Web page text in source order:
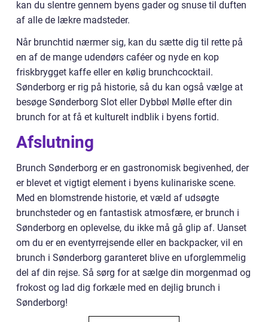
kan du slentre gennem byens gader og snuse til duften
af alle de lækre madsteder.
Når brunchtid nærmer sig, kan du sætte dig til rette på
en af de mange udendørs caféer og nyde en kop
friskbrygget kaffe eller en kølig brunchcocktail.
Sønderborg er rig på historie, så du kan også vælge at
besøge Sønderborg Slot eller Dybbøl Mølle efter din
brunch for at få et kulturelt indblik i byens fortid.
Afslutning
Brunch Sønderborg er en gastronomisk begivenhed, der
er blevet et vigtigt element i byens kulinariske scene.
Med en blomstrende historie, et væld af udsøgte
brunchsteder og en fantastisk atmosfære, er brunch i
Sønderborg en oplevelse, du ikke må gå glip af. Uanset
om du er en eventyrrejsende eller en backpacker, vil en
brunch i Sønderborg garanteret blive en uforglemmelig
del af din rejse. Så sørg for at sælge din morgenmad og
frokost og lad dig forkæle med en dejlig brunch i
Sønderborg!